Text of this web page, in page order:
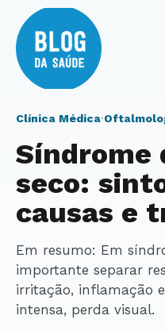
Clínica Médica·
Síndrome
seco:
causas e
Em resumo: Em síndrome do olho seco, é
importante separar
irritação, inflamação
intensa, perda visual.